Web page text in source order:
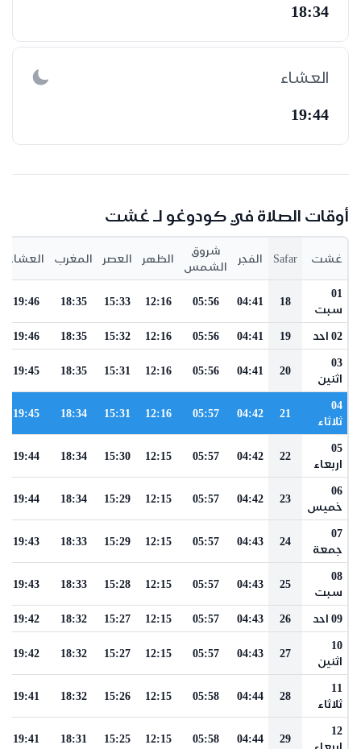
18:34
العشاء
19:44
أوقات الصلاة في كودوغو لـ غشت
غشت Safar الفجر
شروق
الشمس
الظهر العصر المغرب العشاء
01
سبت
18
04:41
05:56
12:16
15:33
18:35
19:46
02 احد 19
04:41
05:56
12:16
15:32
18:35
19:46
03
اثنين
20
04:41
05:56
12:16
15:31
18:35
19:45
04
ثلاثاء
21
04:42
05:57
12:16
15:31
18:34
19:45
05
اربعاء
22
04:42
05:57
12:15
15:30
18:34
19:44
06
خميس
23
04:42
05:57
12:15
15:29
18:34
19:44
07
جمعة
24
04:43
05:57
12:15
15:29
18:33
19:43
08
سبت
25
04:43
05:57
12:15
15:28
18:33
19:43
09 احد 26
04:43
05:57
12:15
15:27
18:32
19:42
10
اثنين
27
04:43
05:57
12:15
15:27
18:32
19:42
11
ثلاثاء
28
04:44
05:58
12:15
15:26
18:32
19:41
12
اربعاء
29
04:44
05:58
12:15
15:25
18:31
19:41